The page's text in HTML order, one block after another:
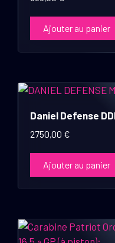
Ajouter au panier
Daniel Defense
2750,00 €
Ajouter au panier